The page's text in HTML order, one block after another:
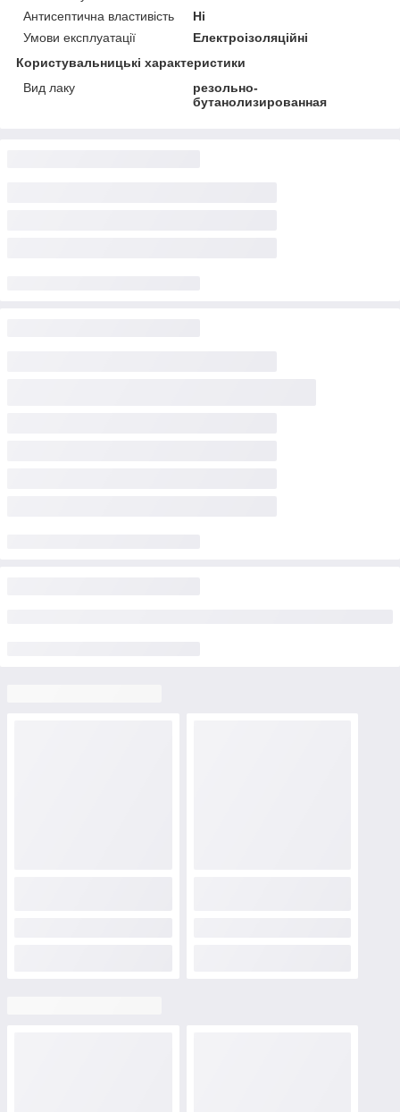
Антисептична властивість
Ні
Умови експлуатації
Електроізоляційні
Користувальницькі характеристики
Вид лаку
резольно-
бутанолизированная